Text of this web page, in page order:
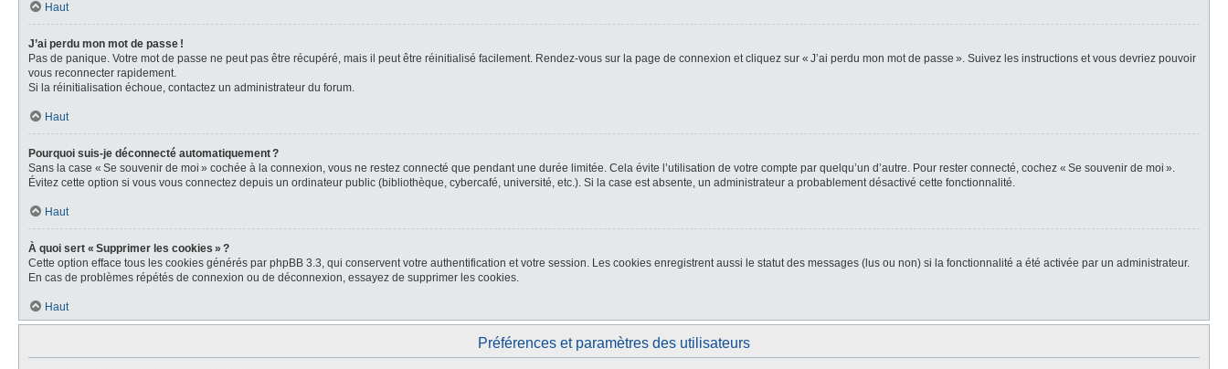
Haut
J’ai perdu mon mot de passe !
Pas de panique. Votre mot de passe ne peut pas être récupéré, mais il peut être réinitialisé facilement. Rendez-vous sur la page de connexion et cliquez sur « J’ai perdu mon mot de passe ». Suivez les instructions et vous devriez pouvoir
vous reconnecter rapidement.
Si la réinitialisation échoue, contactez un administrateur du forum.
Haut
Pourquoi suis-je déconnecté automatiquement ?
Sans la case « Se souvenir de moi » cochée à la connexion, vous ne restez connecté que pendant une durée limitée. Cela évite l’utilisation de votre compte par quelqu’un d’autre. Pour rester connecté, cochez « Se souvenir de moi ».
Évitez cette option si vous vous connectez depuis un ordinateur public (bibliothèque, cybercafé, université, etc.). Si la case est absente, un administrateur a probablement désactivé cette fonctionnalité.
Haut
À quoi sert « Supprimer les cookies » ?
Cette option efface tous les cookies générés par phpBB 3.3, qui conservent votre authentification et votre session. Les cookies enregistrent aussi le statut des messages (lus ou non) si la fonctionnalité a été activée par un administrateur.
En cas de problèmes répétés de connexion ou de déconnexion, essayez de supprimer les cookies.
Haut
Préférences et paramètres des utilisateurs